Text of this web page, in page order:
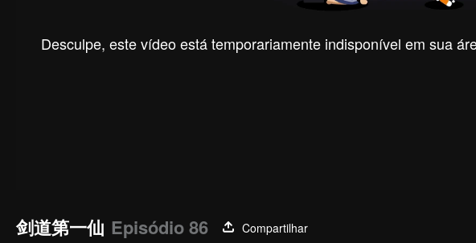
Desculpe, este vídeo está temporariamente indisponível em sua
剑道第一仙 Episódio 86
Compartilhar